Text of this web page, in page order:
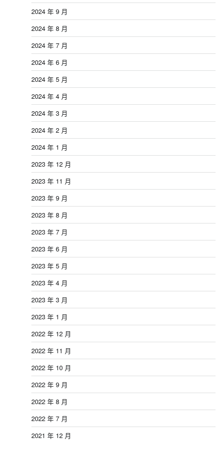
2024 年 9 月
2024 年 8 月
2024 年 7 月
2024 年 6 月
2024 年 5 月
2024 年 4 月
2024 年 3 月
2024 年 2 月
2024 年 1 月
2023 年 12 月
2023 年 11 月
2023 年 9 月
2023 年 8 月
2023 年 7 月
2023 年 6 月
2023 年 5 月
2023 年 4 月
2023 年 3 月
2023 年 1 月
2022 年 12 月
2022 年 11 月
2022 年 10 月
2022 年 9 月
2022 年 8 月
2022 年 7 月
2021 年 12 月